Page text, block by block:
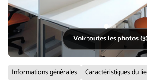
Voir toutes les photos (3)
Informations générales
Caractéristiques du